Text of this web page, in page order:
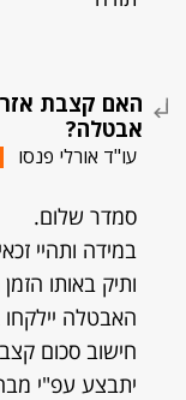
האם קצבת
אבטלה?
עו"ד אורלי פנסו
סמדר שלום.
במידה ותהיי
ותיק באותו
האבטלה
חישוב סכום
יתבצע עפ"י